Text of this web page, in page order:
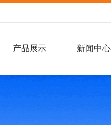
产品展示 新闻中心